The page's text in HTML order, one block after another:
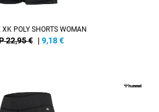
XK POLY SHORTS WOMAN
22,95 € | 9,18€